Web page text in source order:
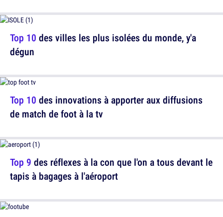
Top 10 des villes les plus isolées du monde, y'a
dégun
Top 9 des réflexes à la con que l'on a tous devant le
tapis à bagages à l'aéroport
Top 10 des innovations à apporter aux diffusions
de match de foot à la tv